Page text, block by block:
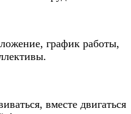
график работы,
вместе двигаться